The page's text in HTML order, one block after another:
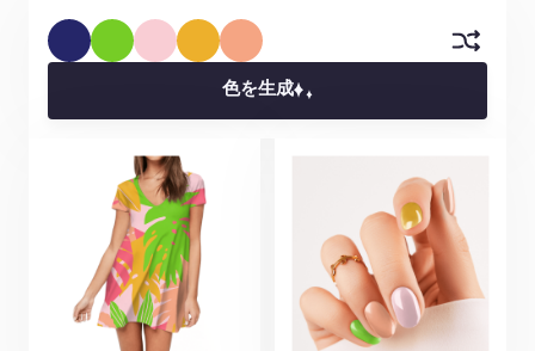
色を生成